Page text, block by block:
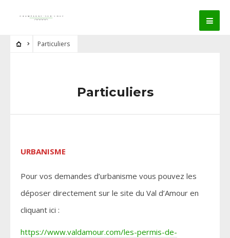
Particuliers
Particuliers
URBANISME
Pour vos demandes d’urbanisme vous pouvez les
déposer directement sur le site du Val d’Amour en
cliquant ici :
https://www.valdamour.com/les-permis-de-